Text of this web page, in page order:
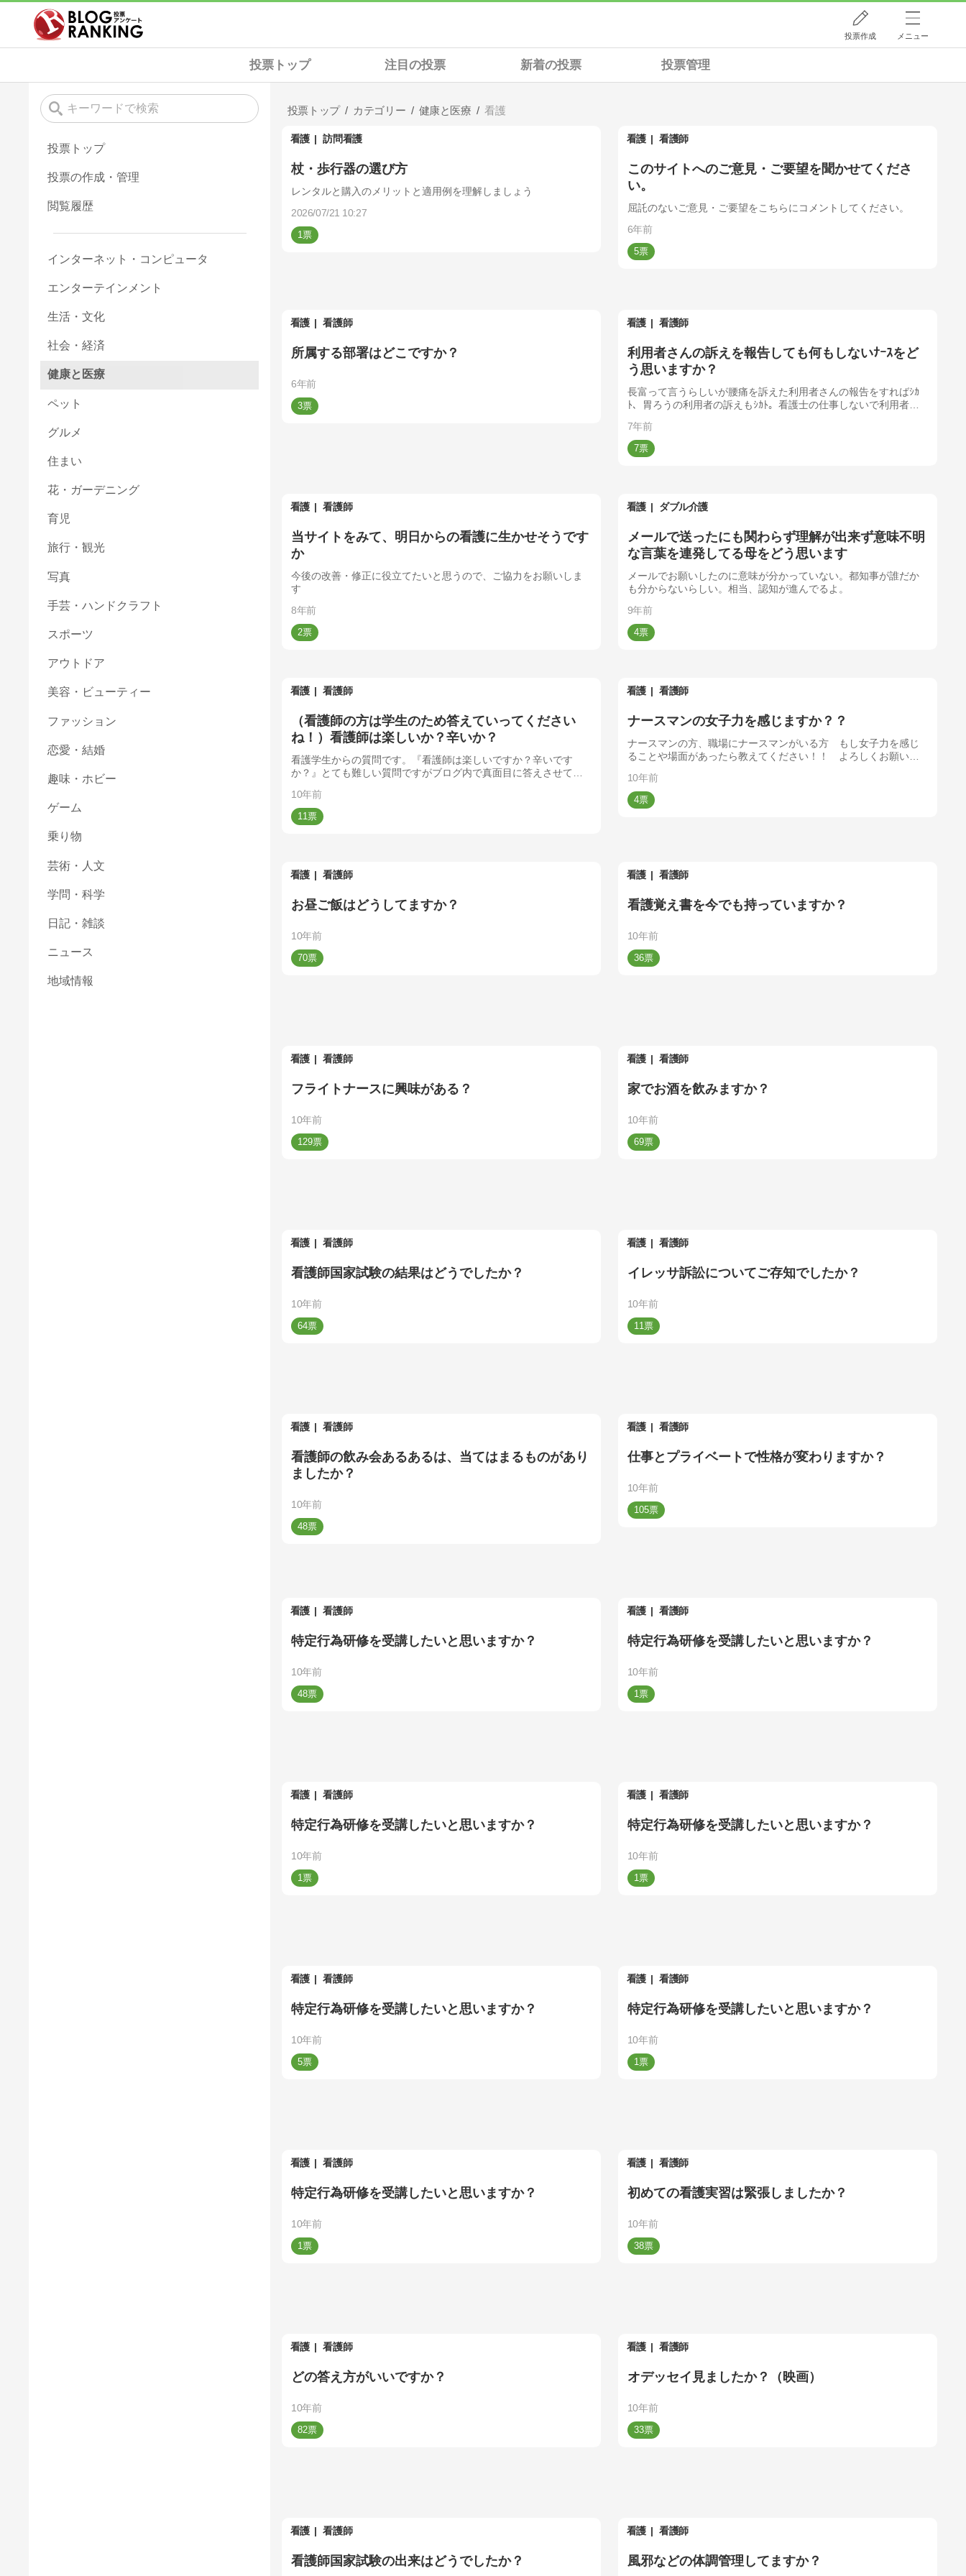
投票作成 メニュー
投票トップ 注目の投票 新着の投票 投票管理
投票トップ カテゴリー 健康と医療 看護
看護 訪問看護
杖・歩行器の選び方
レンタルと購入のメリットと適用例を理解しましょう
2026/07/21 10:27
1
看護 看護師
このサイトへのご意見・ご要望を聞かせてくださ
い。
屈託のないご意見・ご要望をこちらにコメントしてください。
6年前
5
看護 看護師
所属する部署はどこですか？
6年前
3
看護 看護師
利用者さんの訴えを報告しても何もしないﾅｰｽをど
う思いますか？
長富って言うらしいが腰痛を訴えた利用者さんの報告をすればｼｶ
ﾄ、胃ろうの利用者の訴えもｼｶﾄ。看護士の仕事しないで利用者さ
7年前
7
看護 看護師
当サイトをみて、明日からの看護に生かせそうです
か
今後の改善・修正に役立てたいと思うので、ご協力をお願いしま
す
8年前
2
看護 ダブル介護
メールで送ったにも関わらず理解が出来ず意味不明
な言葉を連発してる母をどう思います
メールでお願いしたのに意味が分かっていない。都知事が誰だか
も分からないらしい。相当、認知が進んでるよ。
9年前
4
看護 看護師
（看護師の方は学生のため答えていってください
ね！）看護師は楽しいか？辛いか？
看護学生からの質問です。『看護師は楽しいですか？辛いです
か？』とても難しい質問ですがブログ内で真面目に答えさせてい
んの意見はどうですか？
10年前
11
看護 看護師
ナースマンの女子力を感じますか？？
ナースマンの方、職場にナースマンがいる方 もし女子力を感じ
ることや場面があったら教えてください！！ よろしくお願いし
10年前
4
看護 看護師
お昼ご飯はどうしてますか？
10年前
70
看護 看護師
看護覚え書を今でも持っていますか？
10年前
36
看護 看護師
フライトナースに興味がある？
10年前
129
看護 看護師
家でお酒を飲みますか？
10年前
69
看護 看護師
看護師国家試験の結果はどうでしたか？
10年前
64
看護 看護師
イレッサ訴訟についてご存知でしたか？
10年前
11
看護 看護師
看護師の飲み会あるあるは、当てはまるものがあり
ましたか？
10年前
48
看護 看護師
仕事とプライベートで性格が変わりますか？
10年前
105
看護 看護師
特定行為研修を受講したいと思いますか？
10年前
48
看護 看護師
特定行為研修を受講したいと思いますか？
10年前
1
看護 看護師
特定行為研修を受講したいと思いますか？
10年前
1
看護 看護師
特定行為研修を受講したいと思いますか？
10年前
1
看護 看護師
特定行為研修を受講したいと思いますか？
10年前
5
看護 看護師
特定行為研修を受講したいと思いますか？
10年前
1
看護 看護師
特定行為研修を受講したいと思いますか？
10年前
1
看護 看護師
初めての看護実習は緊張しましたか？
10年前
38
看護 看護師
どの答え方がいいですか？
10年前
82
看護 看護師
オデッセイ見ましたか？（映画）
10年前
33
看護 看護師
看護師国家試験の出来はどうでしたか？
看護 看護師
風邪などの体調管理してますか？
投票トップ
投票の作成・管理
閲覧履歴
インターネット・コンピュータ
エンターテインメント
生活・文化
社会・経済
健康と医療
ペット
グルメ
住まい
花・ガーデニング
育児
旅行・観光
写真
手芸・ハンドクラフト
スポーツ
アウトドア
美容・ビューティー
ファッション
恋愛・結婚
趣味・ホビー
ゲーム
乗り物
芸術・人文
学問・科学
日記・雑談
ニュース
地域情報